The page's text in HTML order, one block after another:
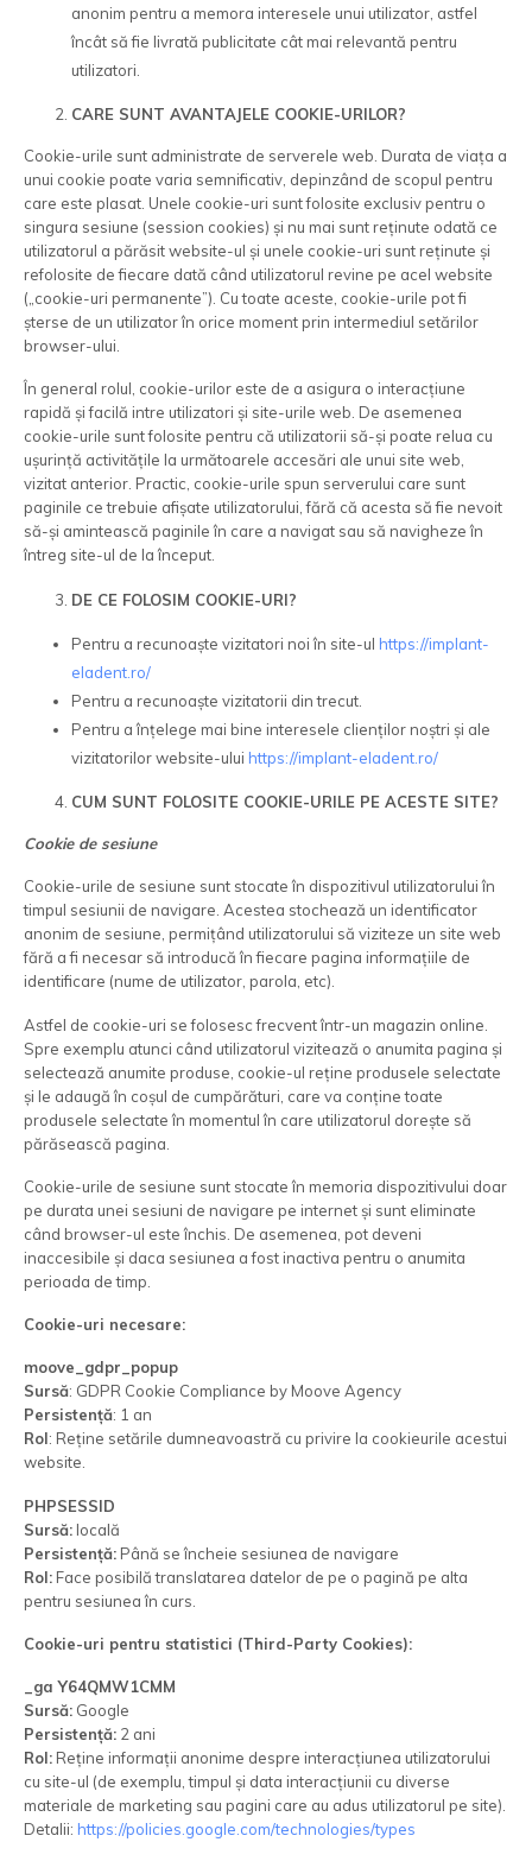
anonim pentru a memora interesele unui utilizator, astfel
încât să fie livrată publicitate cât mai relevantă pentru
utilizatori.
CARE SUNT AVANTAJELE COOKIE-URILOR?
Cookie-urile sunt administrate de serverele web. Durata de viața a
unui cookie poate varia semnificativ, depinzând de scopul pentru
care este plasat. Unele cookie-uri sunt folosite exclusiv pentru o
singura sesiune (session cookies) și nu mai sunt reținute odată ce
utilizatorul a părăsit website-ul și unele cookie-uri sunt reținute și
refolosite de fiecare dată când utilizatorul revine pe acel website
(„cookie-uri permanente”). Cu toate aceste, cookie-urile pot fi
șterse de un utilizator în orice moment prin intermediul setărilor
browser-ului.
În general rolul, cookie-urilor este de a asigura o interacțiune
rapidă și facilă intre utilizatori și site-urile web. De asemenea
cookie-urile sunt folosite pentru că utilizatorii să-și poate relua cu
ușurință activitățile la următoarele accesări ale unui site web,
vizitat anterior. Practic, cookie-urile spun serverului care sunt
paginile ce trebuie afișate utilizatorului, fără că acesta să fie nevoit
să-și amintească paginile în care a navigat sau să navigheze în
întreg site-ul de la început.
DE CE FOLOSIM COOKIE-URI?
Pentru a recunoaște vizitatori noi în site-ul https://implant-
eladent.ro/
Pentru a recunoaște vizitatorii din trecut.
Pentru a înțelege mai bine interesele clienților noștri și ale
vizitatorilor website-ului https://implant-eladent.ro/
CUM SUNT FOLOSITE COOKIE-URILE PE ACESTE SITE?
Cookie de sesiune
Cookie-urile de sesiune sunt stocate în dispozitivul utilizatorului în
timpul sesiunii de navigare. Acestea stochează un identificator
anonim de sesiune, permițând utilizatorului să viziteze un site web
fără a fi necesar să introducă în fiecare pagina informațiile de
identificare (nume de utilizator, parola, etc).
Astfel de cookie-uri se folosesc frecvent într-un magazin online.
Spre exemplu atunci când utilizatorul vizitează o anumita pagina și
selectează anumite produse, cookie-ul reține produsele selectate
și le adaugă în coșul de cumpărături, care va conține toate
produsele selectate în momentul în care utilizatorul dorește să
părăsească pagina.
Cookie-urile de sesiune sunt stocate în memoria dispozitivului doar
pe durata unei sesiuni de navigare pe internet și sunt eliminate
când browser-ul este închis. De asemenea, pot deveni
inaccesibile și daca sesiunea a fost inactiva pentru o anumita
perioada de timp.
Cookie-uri necesare:
moove_gdpr_popup
Sursă: GDPR Cookie Compliance by Moove Agency
Persistență: 1 an
Rol: Reține setările dumneavoastră cu privire la cookieurile acestui
website.
PHPSESSID
Sursă: locală
Persistență: Până se încheie sesiunea de navigare
Rol: Face posibilă translatarea datelor de pe o pagină pe alta
pentru sesiunea în curs.
Cookie-uri pentru statistici (Third-Party Cookies):
_ga Y64QMW1CMM
Sursă: Google
Persistență: 2 ani
Rol: Reține informații anonime despre interacțiunea utilizatorului
cu site-ul (de exemplu, timpul și data interacțiunii cu diverse
materiale de marketing sau pagini care au adus utilizatorul pe site).
Detalii: https://policies.google.com/technologies/types